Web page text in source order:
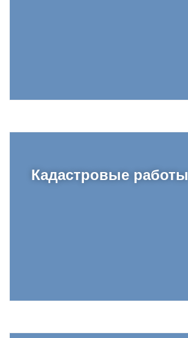
Кадастровые работы